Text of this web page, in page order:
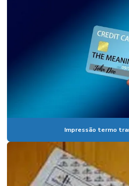
Impressão termo